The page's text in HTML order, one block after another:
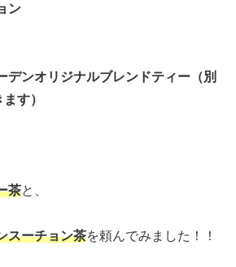
ン
デンオリジナルブレンドティー（別
す）
茶と、
スーチョン茶を頼んでみました！！